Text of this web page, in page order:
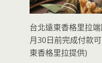
台北遠東香格里拉
月30日前完成付款
東香格里拉提供)